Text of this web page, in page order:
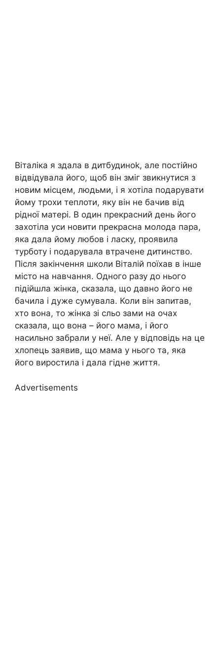
Віталіка я здала в дитбудиноk, але постійно
відвідувала його, щоб він зміг звикнутися з
новим місцем, людьми, і я хотіла подарувати
йому трохи теплоти, яку він не бачив від
рідної матері. В один прекрасний день його
захотіла уси новити прекрасна молода пара,
яка дала йому любов і ласку, проявила
турботу і nодарувала втрачене дитинство.
Після закінчення школи Віталій поїхав в інше
місто на навчання. Одного разу до нього
підійшла жінка, сказала, що давно його не
бачила і дуже сумувала. Коли він запитав,
хто вона, то жінка зі сльо зами на очах
сказала, що вона – його мама, і його
насильно забрали у неї. Але у відповідь на це
хлопець заявив, що мама у нього та, яка
його виростила і дала гідне життя.
Advertisements